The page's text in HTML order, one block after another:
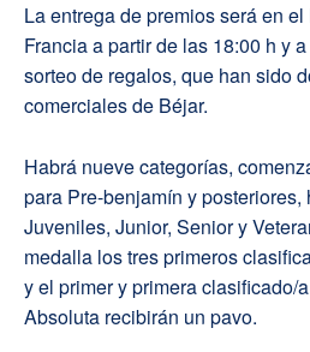
La entrega de premios será en
Francia a partir de las 18:00 h y
sorteo de regalos, que han sido
comerciales de Béjar.
Habrá nueve categorías,
para Pre-benjamín y posteriores,
Juveniles, Junior, Senior y
medalla los tres primeros
y el primer y primera clasificado/
Absoluta recibirán un pavo.